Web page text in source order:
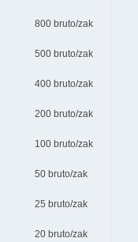
800 bruto/zak
500 bruto/zak
400 bruto/zak
200 bruto/zak
100 bruto/zak
50 bruto/zak
25 bruto/zak
20 bruto/zak